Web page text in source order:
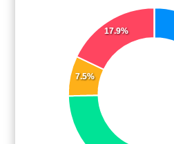
7.5%
17.9%